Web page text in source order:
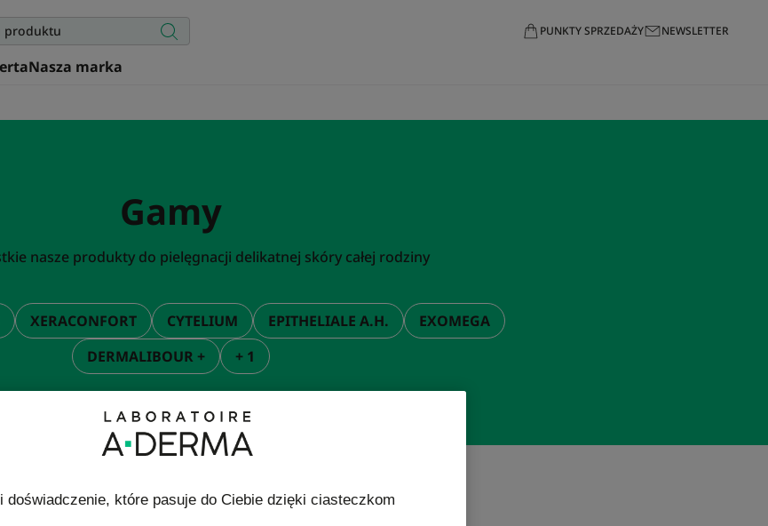
PUNKTY SPRZEDAŻY NEWSLETTER
Nasza marka
Gamy
nasze produkty do pielęgnacji delikatnej skóry całej rodziny
XERACONFORT CYTELIUM EPITHELIALE A.H.
EXOMEGA
DERMALIBOUR +
+ 1
doświadczenie, które pasuje do Ciebie dzięki ciasteczkom